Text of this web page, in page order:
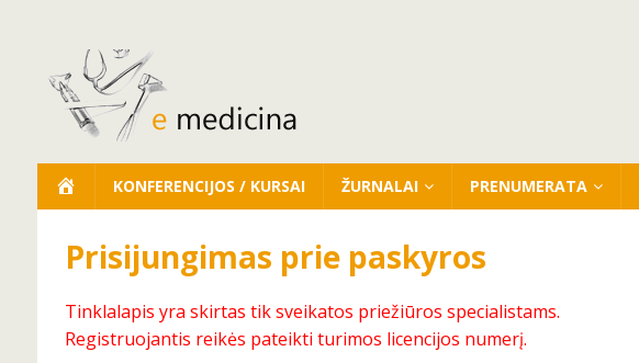
KONFERENCIJOS / KURSAI ŽURNALAI PRENUMERATA
Prisijungimas prie paskyros
Tinklalapis yra skirtas tik sveikatos priežiūros specialistams.
Registruojantis reikės pateikti turimos licencijos numerį.